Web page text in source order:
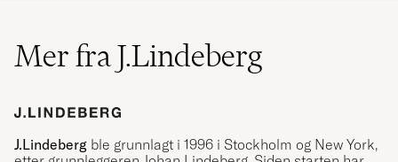
Mer fra J.Lindeberg
J.Lindeberg ble grunnlagt i 1996 i Stockholm og New York,